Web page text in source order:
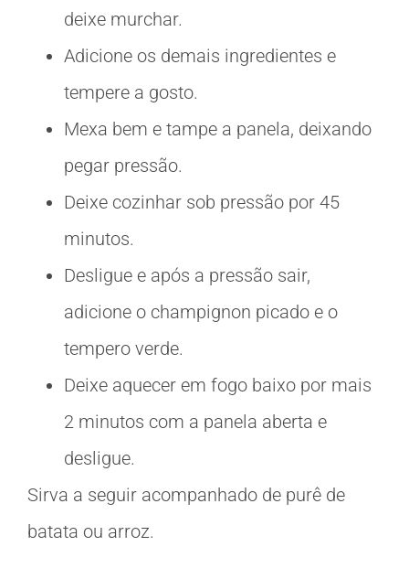
deixe murchar.
Adicione os demais ingredientes e
tempere a gosto.
Mexa bem e tampe a panela, deixando
pegar pressão.
Deixe cozinhar sob pressão por 45
minutos.
Desligue e após a pressão sair,
adicione o champignon picado e o
tempero verde.
Deixe aquecer em fogo baixo por mais
2 minutos com a panela aberta e
desligue.
Sirva a seguir acompanhado de purê de
batata ou arroz.